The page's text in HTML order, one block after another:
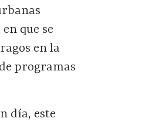
que se
en la
programas
día, este